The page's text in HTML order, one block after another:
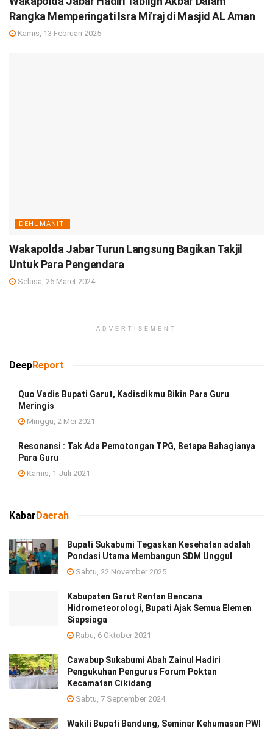
Rangka Memperingati Isra Mi’raj di Masjid AL Aman
Kamis, 13 Februari 2025
DEHUMANITI
Wakapolda Jabar Turun Langsung Bagikan Takjil
Untuk Para Pengendara
Selasa, 26 Maret 2024
ADVERTISEMENT
DeepReport
Quo Vadis Bupati Garut, Kadisdikmu Bikin Para Guru
Meringis
Minggu, 2 Mei 2021
Resonansi : Tak Ada Pemotongan TPG, Betapa Bahagianya
Para Guru
Kamis, 1 Juli 2021
KabarDaerah
Bupati Sukabumi Tegaskan Kesehatan adalah
Pondasi Utama Membangun SDM Unggul
Sabtu, 22 November 2025
Kabupaten Garut Rentan Bencana
Hidrometeorologi, Bupati Ajak Semua Elemen
Siapsiaga
Rabu, 6 Oktober 2021
Cawabup Sukabumi Abah Zainul Hadiri
Pengukuhan Pengurus Forum Poktan
Kecamatan Cikidang
Sabtu, 7 September 2024
Wakili Bupati Bandung, Seminar Kehumasan PWI